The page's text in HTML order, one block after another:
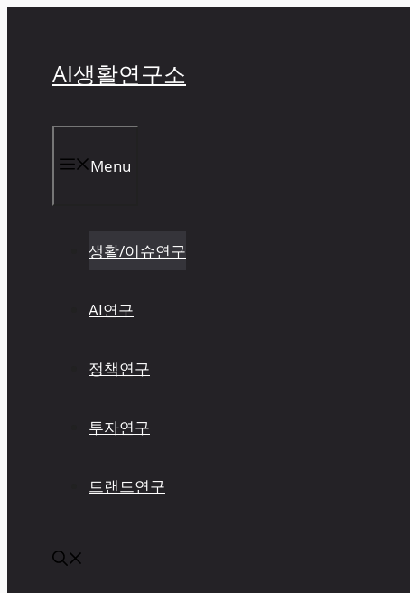
AI생활연구소
Menu
생활/이슈연구
AI연구
정책연구
투자연구
트랜드연구